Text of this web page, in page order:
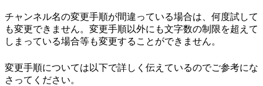
チャンネル名の変更手順が間違っている場合は、何度試して
も変更できません。変更手順以外にも文字数の制限を超えて
しまっている場合等も変更することができません。
変更手順については以下で詳しく伝えているのでご参考にな
さってください。